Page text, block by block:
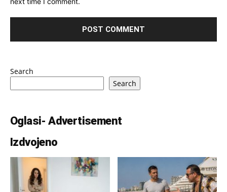
Search
Search
Oglasi- Advertisement
Izdvojeno